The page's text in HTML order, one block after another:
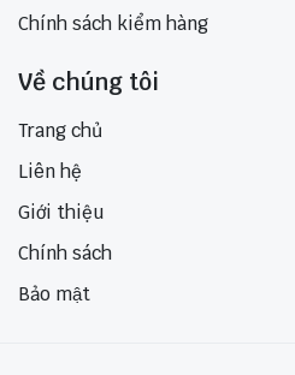
Chính sách kiểm hàng
Về chúng tôi
Trang chủ
Liên hệ
Giới thiệu
Chính sách
Bảo mật